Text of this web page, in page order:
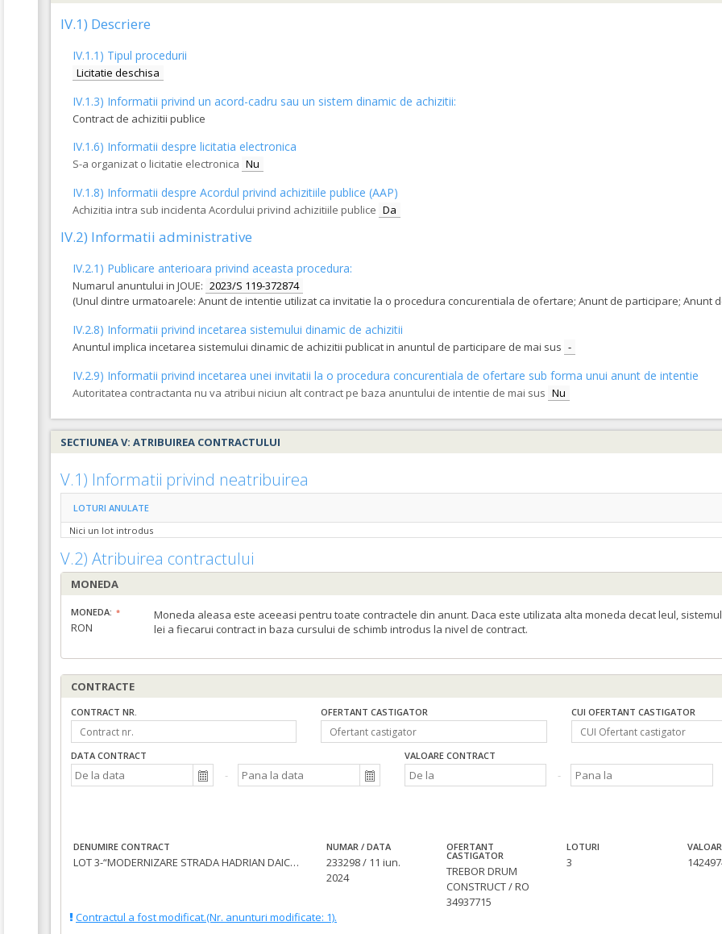
2. LOT 2- “MODERNIZARE STRADA VALENTINA BOSTINA”
COD CPV:
45233140-2 Lucrari de drumuri (Rev.2)
IV.1) Descriere
IV.1.1) Tipul procedurii
Licitatie deschisa
IV.1.3) Informatii privind un acord-cadru sau un sistem dinamic de achizitii:
Contract de achizitii publice
IV.1.6) Informatii despre licitatia electronica
S-a organizat o licitatie electronica Nu
IV.1.8) Informatii despre Acordul privind achizitiile publice (AAP)
Achizitia intra sub incidenta Acordului privind achizitiile publice Da
IV.2) Informatii administrative
IV.2.1) Publicare anterioara privind aceasta procedura:
Numarul anuntului in JOUE: 2023/S 119-372874
(Unul dintre urmatoarele: Anunt de intentie utilizat ca invitatie la o procedura concurentiala de ofertare; Anunt de participare; Anunt
IV.2.8) Informatii privind incetarea sistemului dinamic de achizitii
Anuntul implica incetarea sistemului dinamic de achizitii publicat in anuntul de participare de mai sus -
IV.2.9) Informatii privind incetarea unei invitatii la o procedura concurentiala de ofertare sub forma unui anunt de intentie
Autoritatea contractanta nu va atribui niciun alt contract pe baza anuntului de intentie de mai sus Nu
SECTIUNEA V: ATRIBUIREA CONTRACTULUI
V.1) Informatii privind neatribuirea
LOTURI ANULATE
Nici un lot introdus
V.2) Atribuirea contractului
MONEDA
MONEDA:
RON
Moneda aleasa este aceeasi pentru toate contractele din anunt. Daca este utilizata alta moneda decat leul,
lei a fiecarui contract in baza cursului de schimb introdus la nivel de contract.
CONTRACTE
CONTRACT NR. OFERTANT CASTIGATOR CUI OFERTANT CASTIGATOR
DATA CONTRACT VALOARE CONTRACT
DENUMIRE CONTRACT
LOT 3-“MODERNIZARE STRADA HADRIAN DAICOVICIU”
NUMAR / DATA
233298 / 11 iun.
2024
OFERTANT
CASTIGATOR
TREBOR DRUM
CONSTRUCT / RO
34937715
LOTURI
3
Contractul a fost modificat.(Nr. anunturi modificate: 1).